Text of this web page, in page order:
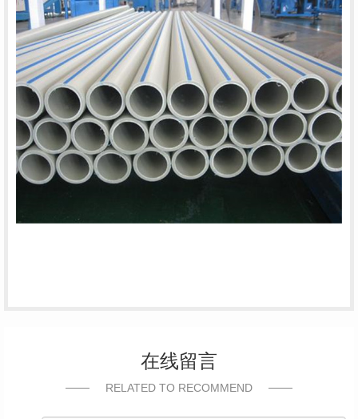
在线留言
RELATED TO RECOMMEND